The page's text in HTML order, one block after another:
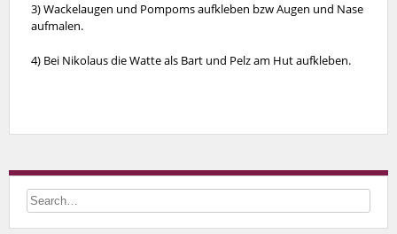
3) Wackelaugen und Pompoms aufkleben bzw Augen und Nase
aufmalen.
4) Bei Nikolaus die Watte als Bart und Pelz am Hut aufkleben.